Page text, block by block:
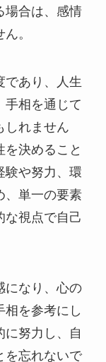
場合は、感情
。
であり、人生
手相を通じて
しれません
決めること
験や努力、環
、単一の要素
な視点で自己
になり、心の
相を参考にし
に努力し、自
を忘れないで